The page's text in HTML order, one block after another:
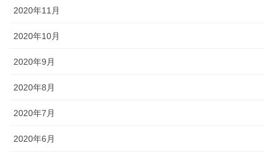
2020年11月
2020年10月
2020年9月
2020年8月
2020年7月
2020年6月